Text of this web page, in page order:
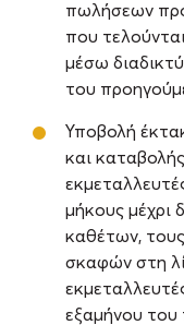
πωλήσεων
που
μέσω
του
Υποβολή
και
μήκους μέχρι
καθέτων,
σκαφών στη
εξαμήνου του